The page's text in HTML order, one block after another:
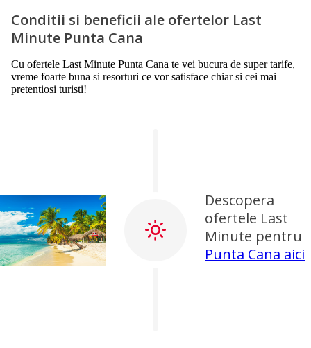
Conditii si beneficii ale ofertelor Last
Minute Punta Cana
Cu ofertele Last Minute Punta Cana te vei bucura de super tarife,
vreme foarte buna si resorturi ce vor satisface chiar si cei mai
pretentiosi turisti!
Descopera
ofertele Last
Minute pentru
Punta Cana aici